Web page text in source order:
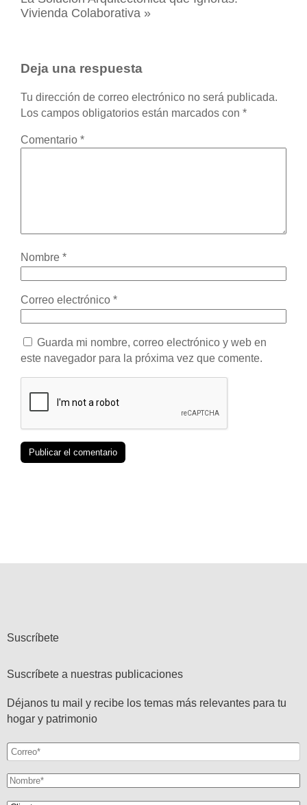
Vivienda Colaborativa »
Deja una respuesta
Tu dirección de correo electrónico no será publicada.
Los campos obligatorios están marcados con *
Comentario *
Nombre *
Correo electrónico *
Guarda mi nombre, correo electrónico y web en
este navegador para la próxima vez que comente.
Suscríbete
Suscríbete a nuestras publicaciones
Déjanos tu mail y recibe los temas más relevantes para tu
hogar y patrimonio